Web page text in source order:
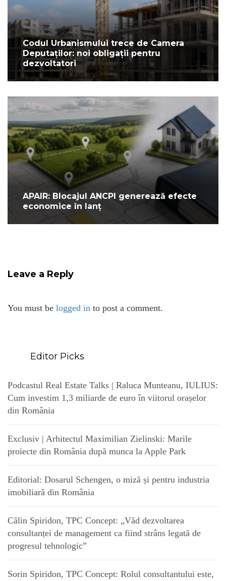
Codul Urbanismului trece de Camera
Deputaților: noi obligații pentru
dezvoltatori
APAIR: Blocajul ANCPI generează efecte
economice în lanț
Leave a Reply
You must be logged in to post a comment.
Editor Picks
Podcastul Real Estate Talks | Raluca Munteanu, IULIUS:
Cum investim 1,3 miliarde de euro în viitorul orașelor
din România
Exclusiv | Arhitectul Maximilian Zielinski: Marile
proiecte din România după munca la Apple Park
Editorial: Dosarul Schengen, o miză și pentru industria
imobiliară din România
Călin Spiridon, TPC Concept: „Văd dezvoltarea
consultanței de management ca fiind strâns legată de
progresul tehnologic”
Sorin Spiridon, TPC Concept: Rolul consultantului este,